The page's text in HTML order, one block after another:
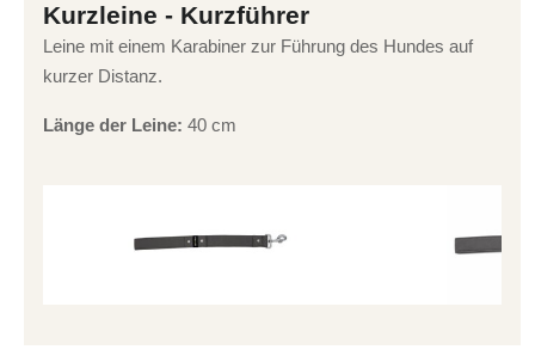
Kurzleine - Kurzführer
Leine mit einem Karabiner zur Führung des Hundes auf
kurzer Distanz.
Länge der Leine: 40 cm